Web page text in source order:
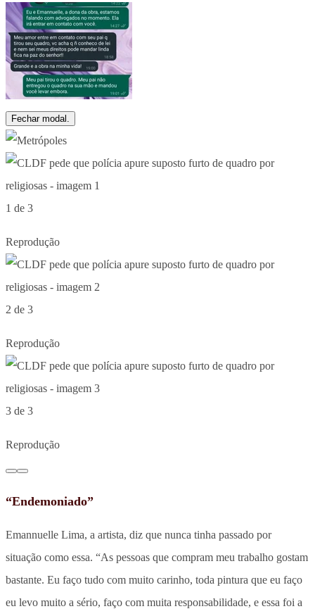
Fechar modal.
1 de 3
Reprodução
2 de 3
Reprodução
3 de 3
Reprodução
“Endemoniado”
Emannuelle Lima, a artista, diz que nunca tinha passado por
situação como essa. “As pessoas que compram meu trabalho gostam
bastante. Eu faço tudo com muito carinho, toda pintura que eu faço
eu levo muito a sério, faço com muita responsabilidade, e essa foi a